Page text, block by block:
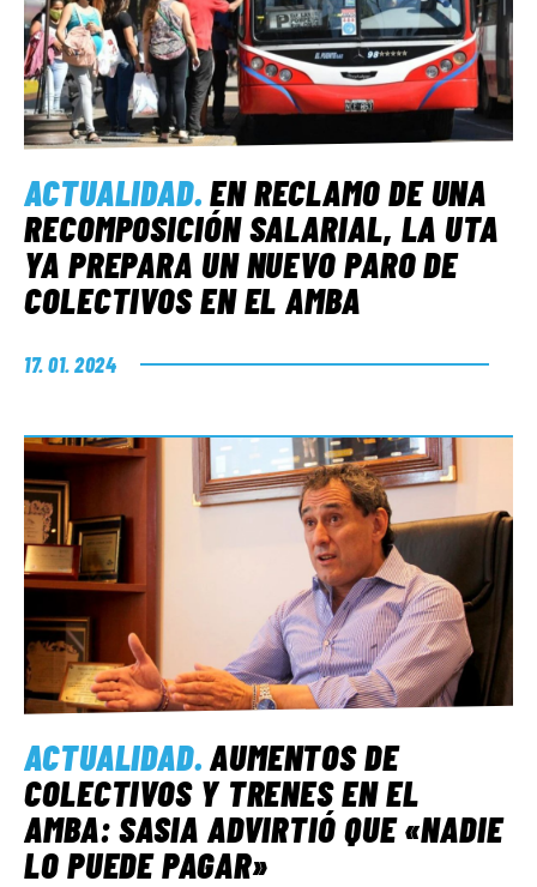
ACTUALIDAD.EN RECLAMO DE UNA
RECOMPOSICIÓN SALARIAL, LA UTA
YA PREPARA UN NUEVO PARO DE
COLECTIVOS EN EL AMBA
17. 01. 2024
ACTUALIDAD.AUMENTOS DE
COLECTIVOS Y TRENES EN EL
AMBA: SASIA ADVIRTIÓ QUE «NADIE
LO PUEDE PAGAR»